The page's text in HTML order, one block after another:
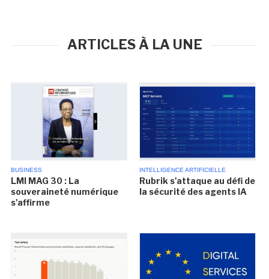
ARTICLES À LA UNE
BUSINESS
LMI MAG 30 : La
souveraineté numérique
s'affirme
INTELLIGENCE ARTIFICIELLE
Rubrik s'attaque au défi de
la sécurité des agents IA